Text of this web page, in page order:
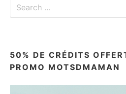
50% DE CRÉDITS
PROMO MOTSDMAMAN